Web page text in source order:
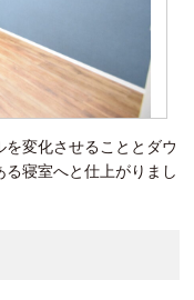
変化させることとダウ
寝室へと仕上がりまし